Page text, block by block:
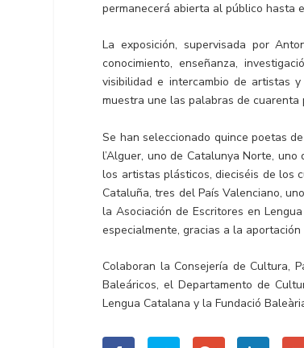
permanecerá abierta al público hasta
La exposición, supervisada por
conocimiento, enseñanza,
visibilidad e intercambio de artistas
muestra une las palabras de
Se han seleccionado quince poetas
l’Alguer, uno de Catalunya Norte,
los artistas plásticos, dieciséis de los
Cataluña, tres del País Valenciano,
la Asociación de Escritores en
especialmente, gracias a la
Colaboran la Consejería de Cultura,
Baleáricos, el Departamento de
Lengua Catalana y la Fundació